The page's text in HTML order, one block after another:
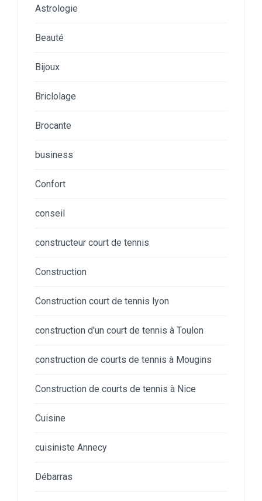
Astrologie
Beauté
Bijoux
Briclolage
Brocante
business
Confort
conseil
constructeur court de tennis
Construction
Construction court de tennis lyon
construction d'un court de tennis à Toulon
construction de courts de tennis à Mougins
Construction de courts de tennis à Nice
Cuisine
cuisiniste Annecy
Débarras